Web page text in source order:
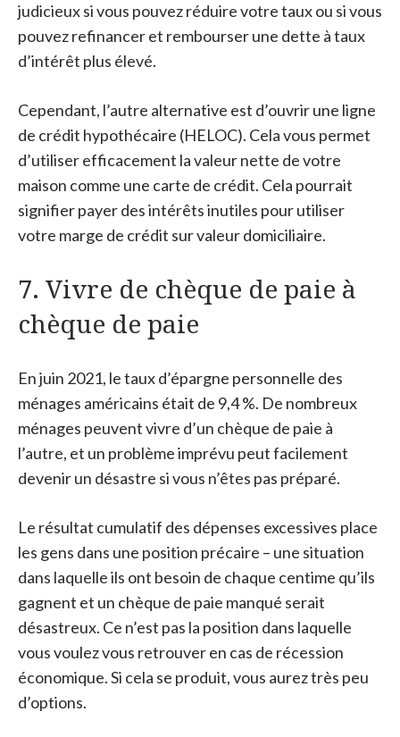
judicieux si vous pouvez réduire votre taux ou si vous
pouvez refinancer et rembourser une dette à taux
d’intérêt plus élevé.
Cependant, l’autre alternative est d’ouvrir une ligne
de crédit hypothécaire (HELOC). Cela vous permet
d’utiliser efficacement la valeur nette de votre
maison comme une carte de crédit. Cela pourrait
signifier payer des intérêts inutiles pour utiliser
votre marge de crédit sur valeur domiciliaire.
7. Vivre de chèque de paie à
chèque de paie
En juin 2021, le taux d’épargne personnelle des
ménages américains était de 9,4 %. De nombreux
ménages peuvent vivre d’un chèque de paie à
l’autre, et un problème imprévu peut facilement
devenir un désastre si vous n’êtes pas préparé.
Le résultat cumulatif des dépenses excessives place
les gens dans une position précaire – une situation
dans laquelle ils ont besoin de chaque centime qu’ils
gagnent et un chèque de paie manqué serait
désastreux. Ce n’est pas la position dans laquelle
vous voulez vous retrouver en cas de récession
économique. Si cela se produit, vous aurez très peu
d’options.